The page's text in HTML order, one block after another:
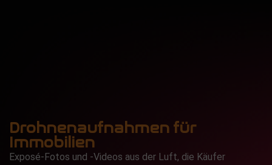
Drohnenaufnahmen für
Immobilien
Exposé-Fotos und -Videos aus der Luft, die Käufer